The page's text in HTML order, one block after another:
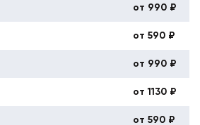
от 990 ₽
от 590 ₽
от 990 ₽
от 1130 ₽
от 590 ₽